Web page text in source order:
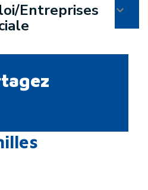
Entreprises